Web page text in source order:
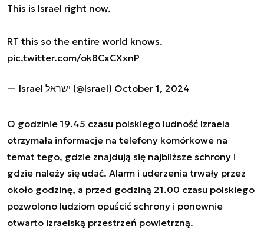
This is Israel right now.
RT this so the entire world knows.
pic.twitter.com/ok8CxCXxnP
— Israel ישראל (@Israel) October 1, 2024
O godzinie 19.45 czasu polskiego ludność Izraela
otrzymała informacje na telefony komórkowe na
temat tego, gdzie znajdują się najbliższe schrony i
gdzie należy się udać. Alarm i uderzenia trwały przez
około godzinę, a przed godziną 21.00 czasu polskiego
pozwolono ludziom opuścić schrony i ponownie
otwarto izraelską przestrzeń powietrzną.